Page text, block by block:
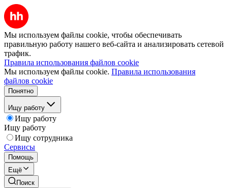
Мы используем файлы cookie, чтобы обеспечивать
правильную работу нашего веб-сайта и анализировать сетевой
трафик.
Правила использования файлов cookie
Мы используем файлы cookie. Правила использования
файлов cookie
Понятно
Ищу работу
Ищу работу
Ищу работу
Ищу сотрудника
Сервисы
Помощь
Ещё
Поиск